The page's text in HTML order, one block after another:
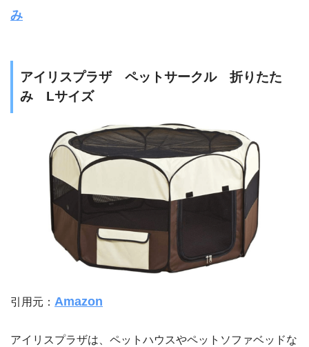
み
アイリスプラザ ペットサークル 折りたた
み Lサイズ
引用元： Amazon
アイリスプラザは、ペットハウスやペットソファベッドな